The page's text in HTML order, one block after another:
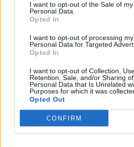
I want to opt-out of the Sale of my
Personal Data.
Opted In
I want to opt-out of processing my
Personal Data for Targeted
Opted In
I want to opt-out of Collection,
Retention, Sale, and/or Sharing
Personal Data that Is Unrelated
Purposes for which it was
Opted Out
CONFIRM
Live στις 15:30 για το Ευρωπαϊκό Παίδων,
Μοκόκα: «Θέλουμε να χτίσουμε
κάτι μεγάλο με την ιδιοκτησία
και τη διοίκηση»